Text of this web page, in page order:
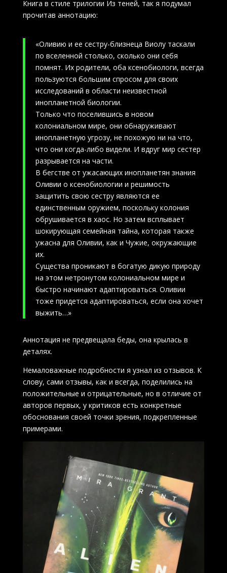
Книга в стиле трилогии Из теней, так я подумал
прочитав аннотацию:
«Оливию и ее сестру-близнеца Виолу таскали
по вселенной столько, сколько они себя
помнят. Их родители, оба ксенобиологи, всегда
пользуются большим спросом для своих
исследований в области неизвестной
инопланетной биологии.
Только что поселившись в новом
колониальном мире, они обнаруживают
инопланетную угрозу, не похожую ни на что,
что они когда-либо видели. И вдруг мир сестер
разрывается на части.
В бегстве от ужасающих инопланетян знания
Оливии о ксенобиологии и решимость
защитить свою сестру являются ее
единственным оружием, поскольку колония
обрушивается в хаос. Но затем всплывает
шокирующая семейная тайна, которая также
ужасна для Оливии, как и Чужие, окружающие
их.
Существа проникают в богатую дикую природу
на этом нетронутом колониальном мире и
быстро начинают адаптироваться. Оливии
тоже придется адаптироваться, если она хочет
выжить…»
Аннотация не предвещала беды, она крылась в
деталях.
Немаловажные подробности я узнал из отзывов. К
слову, сами отзывы, как и всегда, поделились на
положительные и отрицательные, но в отличие от
авторов первых, у критиков есть конкретные
обоснования своей точки зрения, подкрепленные
примерами.